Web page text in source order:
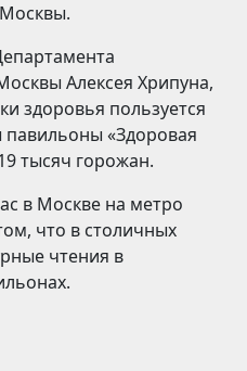
Алексея Хрипуна,
здоровья пользуется
«Здоровая
тысяч горожан.
в Москве на метро
что в столичных
чтения в